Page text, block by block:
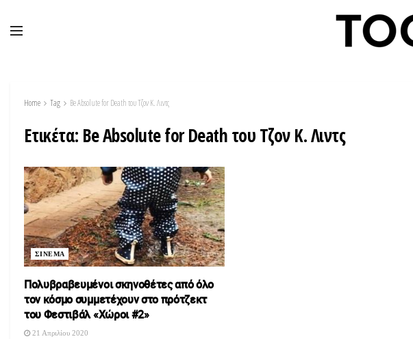
Home Tag Be Absolute for Death του Τζον Κ. Λιντς
Ετικέτα: Be Absolute for Death του Τζον Κ. Λιντς
ΣΙΝΕΜΑ
Πολυβραβευμένοι σκηνοθέτες από όλο
τον κόσμο συμμετέχουν στο πρότζεκτ
του Φεστιβάλ «Χώροι #2»
21 Απριλίου 2020